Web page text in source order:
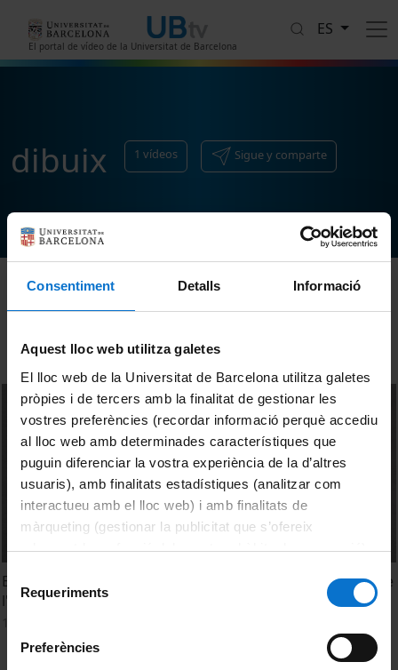
Consentiment Detalls Informació
Aquest lloc web utilitza galetes
El lloc web de la Universitat de Barcelona utilitza galetes
pròpies i de tercers amb la finalitat de gestionar les
vostres preferències (recordar informació perquè accediu
al lloc web amb determinades característiques que
puguin diferenciar la vostra experiència de la d’altres
usuaris), amb finalitats estadístiques (analitzar com
interactueu amb el lloc web) i amb finalitats de
màrqueting (gestionar la publicitat que s’ofereix
adequant-la en funció dels vostres hàbits de navegació).
consultar laPolítica de galetes del lloc web de la
Selecció
de Requeriments
Preferències
El portal de vídeo de la Universitat de Barcelona
ES
dibuix 1 vídeos Sigue y comparte
Ordenar
Entrevista a Raúl Deamo, autor del cartell dels 150 anys de
l'Edifici Històric